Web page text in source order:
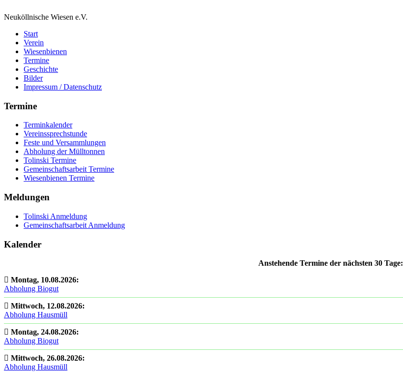
Neuköllnische Wiesen e.V.
Start
Verein
Wiesenbienen
Termine
Geschichte
Bilder
Impressum / Datenschutz
Termine
Terminkalender
Vereinssprechstunde
Feste und Versammlungen
Abholung der Mülltonnen
Tolinski Termine
Gemeinschaftsarbeit Termine
Wiesenbienen Termine
Meldungen
Tolinski Anmeldung
Gemeinschaftsarbeit Anmeldung
Kalender
Anstehende Termine der nächsten 30 Tage:
Montag, 10.08.2026:
Abholung Biogut
Mittwoch, 12.08.2026:
Abholung Hausmüll
Montag, 24.08.2026:
Abholung Biogut
Mittwoch, 26.08.2026:
Abholung Hausmüll